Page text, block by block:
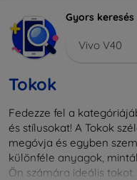
Gyors keresés
Vivo V40
Tokok
Fedezze fel a
és stílusokat! A Tokok
megóvja és egyben
különféle anyagok,
Ön számára ideális